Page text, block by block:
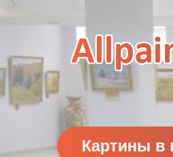
Картины классиков
и современников
Картины в